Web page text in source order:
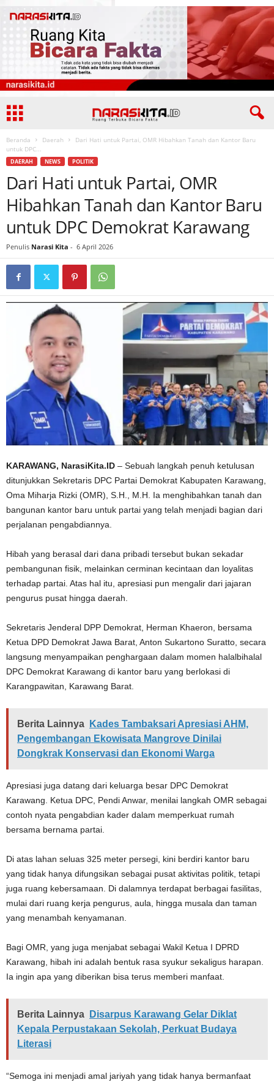
Beranda Daerah
Dari Hati untuk Partai, OMR Hibahkan Tanah dan Kantor Baru
untuk DPC...
DAERAH NEWS POLITIK
Dari Hati untuk Partai, OMR
Hibahkan Tanah dan Kantor Baru
untuk DPC Demokrat Karawang
Penulis Narasi Kita - 6 April 2026
KARAWANG, NarasiKita.ID – Sebuah langkah penuh ketulusan
ditunjukkan Sekretaris DPC Partai Demokrat Kabupaten Karawang,
Oma Miharja Rizki (OMR), S.H., M.H. Ia menghibahkan tanah dan
bangunan kantor baru untuk partai yang telah menjadi bagian dari
perjalanan pengabdiannya.
Hibah yang berasal dari dana pribadi tersebut bukan sekadar
pembangunan fisik, melainkan cerminan kecintaan dan loyalitas
terhadap partai. Atas hal itu, apresiasi pun mengalir dari jajaran
pengurus pusat hingga daerah.
Sekretaris Jenderal DPP Demokrat, Herman Khaeron, bersama
Ketua DPD Demokrat Jawa Barat, Anton Sukartono Suratto, secara
langsung menyampaikan penghargaan dalam momen halalbihalal
DPC Demokrat Karawang di kantor baru yang berlokasi di
Karangpawitan, Karawang Barat.
Berita Lainnya
Kades Tambaksari Apresiasi AHM,
Pengembangan Ekowisata Mangrove Dinilai
Dongkrak Konservasi dan Ekonomi Warga
Apresiasi juga datang dari keluarga besar DPC Demokrat
Karawang. Ketua DPC, Pendi Anwar, menilai langkah OMR sebagai
contoh nyata pengabdian kader dalam memperkuat rumah
bersama bernama partai.
Di atas lahan seluas 325 meter persegi, kini berdiri kantor baru
yang tidak hanya difungsikan sebagai pusat aktivitas politik, tetapi
juga ruang kebersamaan. Di dalamnya terdapat berbagai fasilitas,
mulai dari ruang kerja pengurus, aula, hingga musala dan taman
yang menambah kenyamanan.
Bagi OMR, yang juga menjabat sebagai Wakil Ketua I DPRD
Karawang, hibah ini adalah bentuk rasa syukur sekaligus harapan.
Ia ingin apa yang diberikan bisa terus memberi manfaat.
Berita Lainnya
Disarpus Karawang Gelar Diklat
Kepala Perpustakaan Sekolah, Perkuat Budaya
Literasi
“Semoga ini menjadi amal jariyah yang tidak hanya bermanfaat